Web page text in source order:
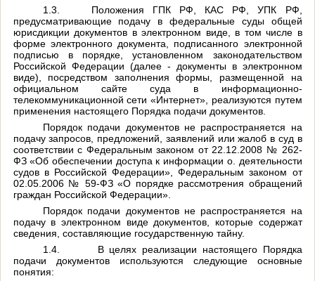
1.3.
Положения ГПК РФ, КАС РФ, УПК РФ,
предусматривающие подачу в федеральные суды общей
юрисдикции документов в электронном виде, в том числе в
форме электронного документа, подписанного электронной
подписью в порядке, установленном законодательством
Российской Федерации (далее - документы в электронном
виде), посредством заполнения формы, размещенной на
официальном сайте суда в информационно-
телекоммуникационной сети «Интернет», реализуются путем
применения настоящего Порядка подачи документов.
Порядок подачи документов не распространяется на
подачу запросов, предложений, заявлений или жалоб в суд в
соответствии с Федеральным законом от 22.12.2008 № 262-
ФЗ «Об обеспечении доступа к информации о. деятельности
судов в Российской Федерации», Федеральным законом от
02.05.2006 № 59-ФЗ «О порядке рассмотрения обращений
граждан Российской Федерации».
Порядок подачи документов не распространяется на
подачу в электронном виде документов, которые содержат
сведения, составляющие государственную тайну.
1.4.
В целях реализации настоящего Порядка
подачи документов используются следующие основные
понятия: